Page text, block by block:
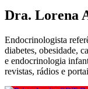
Dra. Lorena
Endocrinologista
diabetes, obesidade,
e endocrinologia
revistas, rádios e